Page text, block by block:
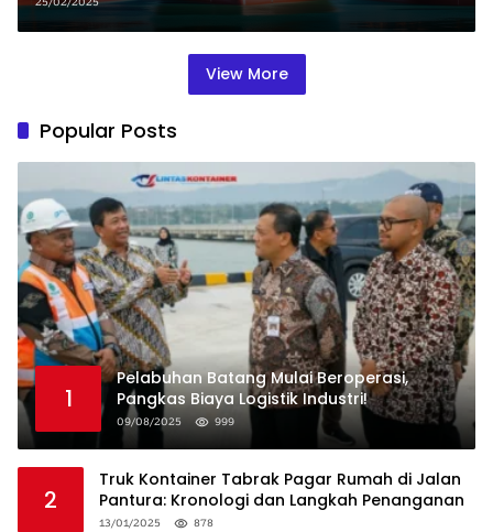
View More
Popular Posts
1
Pelabuhan Batang Mulai Beroperasi,
Pangkas Biaya Logistik Industri!
09/08/2025 999
2
Truk Kontainer Tabrak Pagar Rumah di Jalan
Pantura: Kronologi dan Langkah Penanganan
13/01/2025 878